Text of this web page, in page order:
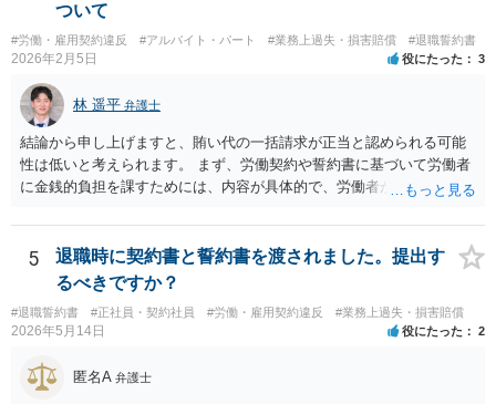
のPIP自体をさほど恐れる必要はないと思います。 外資系企業は、PIP
をやれば退職させられると考えているケースが多いですが、PIPをやっ
ても、やらなくても、結局は労働契約法第16条の要件を満たさない限
り解雇はできないので、PIPは説得材料に用いられるにすぎず、結局は
パッケージの額と労働者の退職意思で決まるのです。IBM事件、ブル
ームバーグ事件など、有名な外資系企業での解雇事件の裁判例で、PIP
後の解雇が無効とされた例は珍しくありません。 他方、期限までにパ
ッケージを受け入れないと内容がダウンするというのは、会社側が一
般的に使うロジックです。そうしないと労働者側がいつまでも受諾を
延期しかねないからです。しかし、会社側はパッケージの金額を下げ
れば労働者が退職を拒む方向に働き、雇用継続しなければいけなくな
るので、ダウンするというロジックを本音ではなく駆け引きで使用し
ている可能性が高いです。４か月というのは、一般的な初回提示とし
ては低すぎず、高すぎずという水準ですので、本音ではこれで最終決
着したいと考えている可能性が高いと思います。 ではどうすればいい
た弁護士に大急ぎで評価してもらい、仮に労働審判に持ち込んだ場合
ついて
#労働・雇用契約違反 #アルバイト・パート #業務上過失・損害賠償 #退職誓約書
2026年2月5日 役にたった 3
林 遥平 弁護士
結論から申し上げますと、賄い代の一括請求が正当と認められる可能
性は低いと考えられます。 まず、労働契約や誓約書に基づいて労働者
に金銭的負担を課すためには、内容が具体的で、労働者が事前に十分
り、賄い1回あたりの金額が事前に明示されておらず、「現物支給品」
の具体的内容や返還方法について説明がなく、給与明細にも賄い代や
現物支給としての記載がないといった点があり、どのような義務が生
じるのかが不明確です。このような条項を根拠に、退職時にまとめて
賄い代を請求することは、契約として有効とは言い難いと思います。
また、賄いが日常的に提供されていた場合、それは福利厚生の一環や
労務提供に付随する便宜と評価されるように思います。
5
退職時に契約書と誓約書を渡されました。提出す
るべきですか？
#退職誓約書 #正社員・契約社員 #労働・雇用契約違反 #業務上過失・損害賠償
2026年5月14日 役にたった 2
匿名A 弁護士